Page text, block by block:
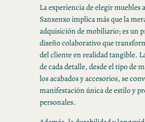
La experiencia de elegir muebles
Sanxenxo implica más que la
adquisición de mobiliario; es un
diseño colaborativo que
del cliente en realidad tangible.
de cada detalle, desde el tipo de
los acabados y accesorios, se
manifestación única de estilo y
personales.